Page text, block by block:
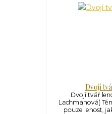
Dvojí
Dvojí tvář
Lachmanová)
pouze lenost,